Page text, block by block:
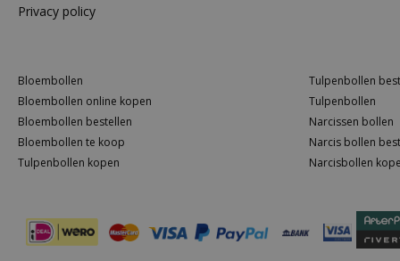
Privacy policy
Bloembollen
Bloembollen online kopen
Bloembollen bestellen
Bloembollen te koop
Tulpenbollen kopen
Tulpenbollen
Tulpenbollen
Narcissen bollen
Narcis bollen
Narcisbollen